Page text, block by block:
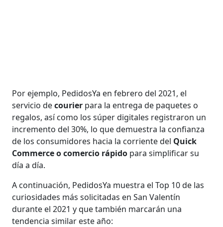
Por ejemplo, PedidosYa en febrero del 2021, el
servicio decourier para la entrega de paquetes o
regalos, así como los súper digitales registraron un
incremento del 30%, lo que demuestra la confianza
de los consumidores hacia la corriente del Quick
Commerce o comercio rápido para simplificar su
día a día.
A continuación, PedidosYa muestra el Top 10 de las
curiosidades más solicitadas en San Valentín
durante el 2021 y que también marcarán una
tendencia similar este año: